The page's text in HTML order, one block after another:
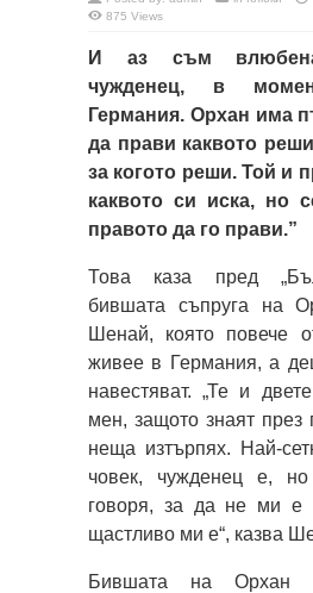
875 Views
И аз съм
чужденец, в
Германия. Орхан има
да прави каквото
за когото реши. Той и
каквото си иска, но
правото да гo прави.”
Това каза пред
бившата съпруга на
Шенай, която повече
живее в Германия, а
навестяват. „Те и
мен, защото знаят през
неща изтърпях. Най-
човек, чужденец е,
говоря, за да не ми е
щастливо ми е“, казва
Бившата на